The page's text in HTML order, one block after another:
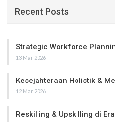
Recent Posts
Strategic Workforce
13 Mar 2026
Kesejahteraan Holistik &
12 Mar 2026
Reskilling & Upskilling di